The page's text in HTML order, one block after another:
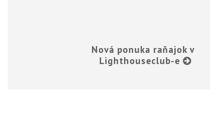
Nová ponuka raňajok v
Lighthouseclub-e